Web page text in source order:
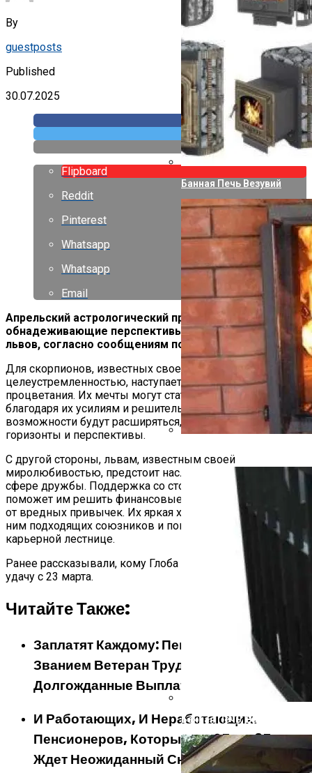
Банная Печь Везувий
Банная Печь: Варвара,
By
guestposts
Published
30.07.2025
Flipboard
Reddit
Pinterest
Whatsapp
Whatsapp
Email
Апрельский астрологический прогноз приносит
обнадеживающие перспективы для скорпионов и
львов, согласно сообщениям портала «Хибины.ру».
Для скорпионов, известных своей аккуратностью и
целеустремленностью, наступает период успеха и
процветания. Их мечты могут стать реальностью
благодаря их усилиям и решительности. Карьерные
возможности будут расширяться, открывая новые
горизонты и перспективы.
С другой стороны, львам, известным своей
миролюбивостью, предстоит наслаждаться удачей в
сфере дружбы. Поддержка со стороны близких
поможет им решить финансовые вопросы и избавиться
от вредных привычек. Их яркая харизма привлечет к
ним подходящих союзников и поможет продвинуться по
карьерной лестнице.
Ранее рассказывали, кому Глоба пообещал денежную
удачу с 23 марта.
Читайте Также:
Заплатят Каждому: Пенсионеры Со
Званием Ветеран Труда Получат
Долгожданные Выплаты
И Работающих, И Неработающих.
Пенсионеров, Которым От 65 До 85 Лет,
Ждет Неожиданный Сюрприз В Апреле